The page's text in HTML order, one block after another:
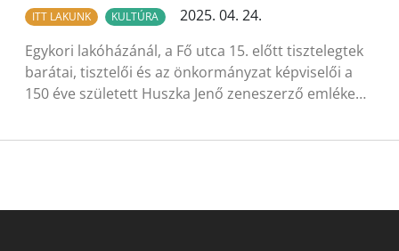
ITT LAKUNK KULTÚRA
2025. 04. 24.
Egykori lakóházánál, a Fő utca 15. előtt tisztelegtek
barátai, tisztelői és az önkormányzat képviselői a
150 éve született Huszka Jenő zeneszerző emléke…